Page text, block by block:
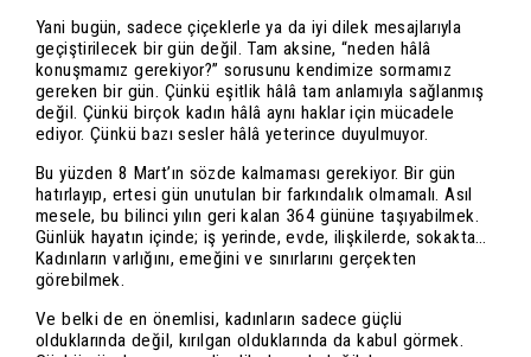
Yani bugün, sadece çiçeklerle ya da iyi dilek mesajlarıyla
geçiştirilecek bir gün değil. Tam aksine, “neden hâlâ
konuşmamız gerekiyor?” sorusunu kendimize sormamız
gereken bir gün. Çünkü eşitlik hâlâ tam anlamıyla sağlanmış
değil. Çünkü birçok kadın hâlâ aynı haklar için mücadele
ediyor. Çünkü bazı sesler hâlâ yeterince duyulmuyor.
Bu yüzden 8 Mart’ın sözde kalmaması gerekiyor. Bir gün
hatırlayıp, ertesi gün unutulan bir farkındalık olmamalı. Asıl
mesele, bu bilinci yılın geri kalan 364 gününe taşıyabilmek.
Günlük hayatın içinde; iş yerinde, evde, ilişkilerde, sokakta…
Kadınların varlığını, emeğini ve sınırlarını gerçekten
görebilmek.
Ve belki de en önemlisi, kadınların sadece güçlü
olduklarında değil, kırılgan olduklarında da kabul görmek.